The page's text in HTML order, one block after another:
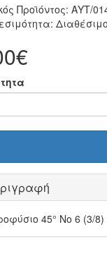
Προϊόντος: ΑΥΤ/
Διαθέσιμο
45° Νο 6 (3/8)